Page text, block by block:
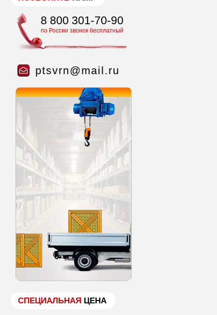
8 800 301-70-90
по России звонок бесплатный
ptsvrn@mail.ru
СПЕЦИАЛЬНАЯ ЦЕНА